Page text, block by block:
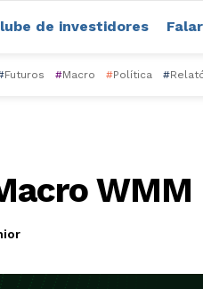
de investidores
Futuros #Macro #Política #